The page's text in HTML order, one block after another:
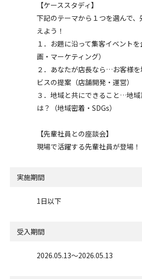
【ケーススタディ】
下記のテーマから１つを選んで
えよう！
１．お題に沿って集客イベント
画・マーケティング）
２．あなたが店長なら…お客様
ビスの提案（店舗開発・運営）
３．地域と共にできること…地
は？（地域密着・SDGs）
【先輩社員との座談会】
現場で活躍する先輩社員が登場！
実施期間
1日以下
受入期間
2026.05.13〜2026.05.13